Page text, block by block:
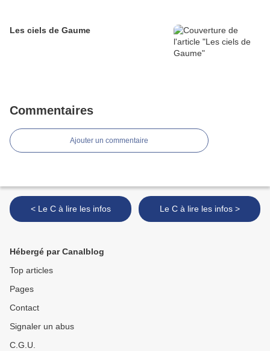
Les ciels de Gaume
Commentaires
Ajouter un commentaire
< Le C à lire les infos Le C à lire les infos >
Hébergé par Canalblog
Top articles
Pages
Contact
Signaler un abus
C.G.U.